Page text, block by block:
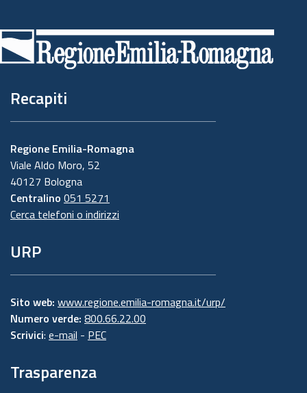
di
pagina
Recapiti
Regione Emilia-Romagna
Viale Aldo Moro, 52
40127 Bologna
Centralino 051 5271
Cerca telefoni o indirizzi
URP
Sito web: www.regione.emilia-romagna.it/urp/
Numero verde: 800.66.22.00
Scrivici: e-mail - PEC
Trasparenza